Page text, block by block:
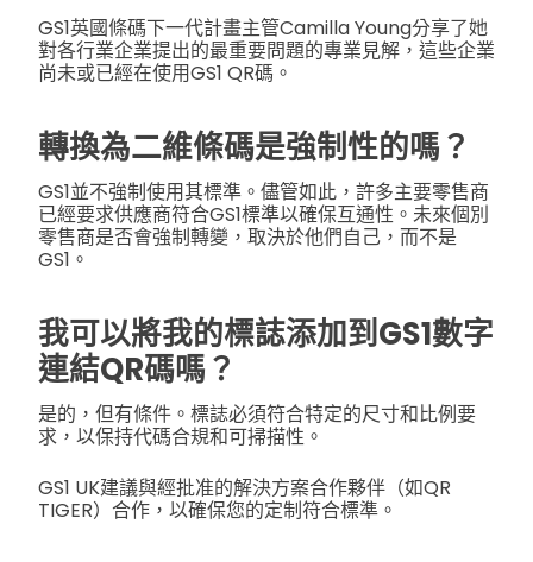
GS1英國條碼下一代計畫主管Camilla Young分享了她
對各行業企業提出的最重要問題的專業見解，這些企業
尚未或已經在使用GS1 QR碼。
轉換為二維條碼是強制性的嗎？
GS1並不強制使用其標準。儘管如此，許多主要零售商
已經要求供應商符合GS1標準以確保互通性。未來個別
零售商是否會強制轉變，取決於他們自己，而不是
GS1。
我可以將我的標誌添加到GS1數字
連結QR碼嗎？
是的，但有條件。標誌必須符合特定的尺寸和比例要
求，以保持代碼合規和可掃描性。
GS1 UK建議與經批准的解決方案合作夥伴（如QR
TIGER）合作，以確保您的定制符合標準。